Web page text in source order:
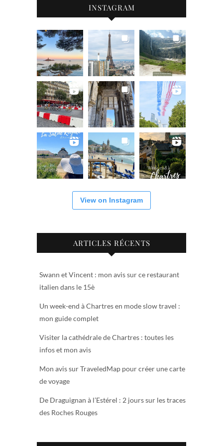
INSTAGRAM
View on Instagram
ARTICLES RÉCENTS
Swann et Vincent : mon avis sur ce restaurant
italien dans le 15è
Un week-end à Chartres en mode slow travel :
mon guide complet
Visiter la cathédrale de Chartres : toutes les
infos et mon avis
Mon avis sur TraveledMap pour créer une carte
de voyage
De Draguignan à l’Estérel : 2 jours sur les traces
des Roches Rouges